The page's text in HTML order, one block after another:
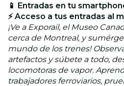
📱 Entradas en tu
⚡ Acceso a tus entradas al
¡Ve a Exporail, el Museo
cerca de Montreal, y
mundo de los trenes!
artefactos y súbete a todo,
locomotoras de vapor.
trabajadores ferroviarios,